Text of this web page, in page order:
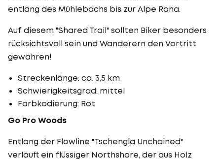
entlang des Mühlebachs bis zur Alpe Rona.
Auf diesem "Shared Trail" sollten Biker besonders
rücksichtsvoll sein und Wanderern den Vortritt
gewähren!
Streckenlänge: ca. 3,5 km
Schwierigkeitsgrad: mittel
Farbkodierung: Rot
Go Pro Woods
Entlang der Flowline "Tschengla Unchained"
verläuft ein flüssiger Northshore, der aus Holz